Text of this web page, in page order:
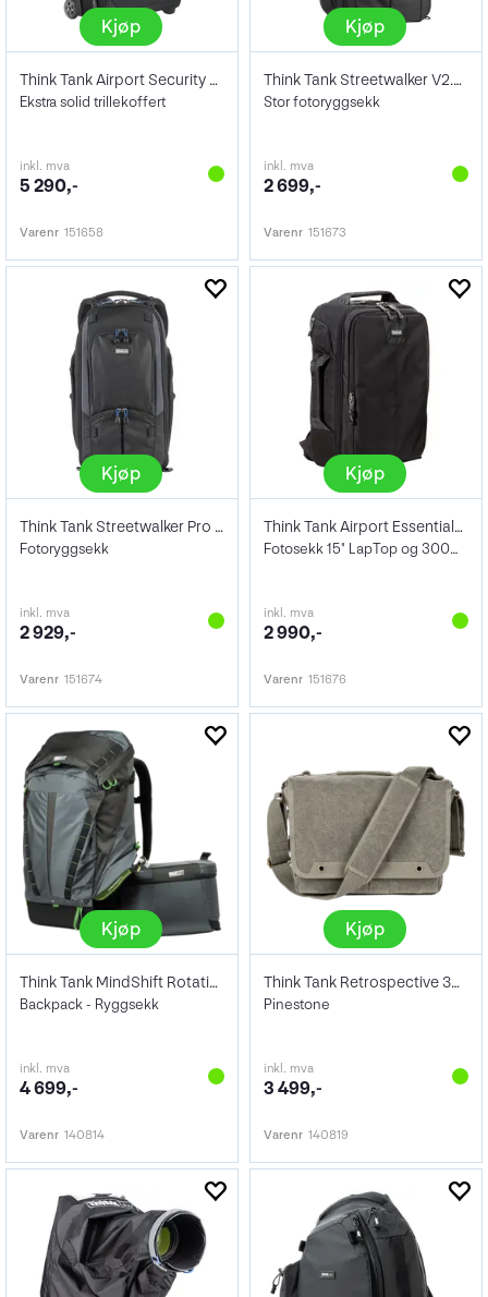
Kjøp
Think Tank Airport Security V3.0 Black
Ekstra solid trillekoffert
inkl. mva
5 290,-
Varenr 151658
Kjøp
Think Tank Streetwalker V2.0 Black
Stor fotoryggsekk
inkl. mva
2 699,-
Varenr 151673
Kjøp
Think Tank Streetwalker Pro V2.0 Black
Fotoryggsekk
inkl. mva
2 929,-
Varenr 151674
Kjøp
Think Tank Airport Essentials Black
Fotosekk 15" LapTop og 300mm f2,8
inkl. mva
2 990,-
Varenr 151676
Kjøp
Think Tank MindShift Rotation 34L
Backpack - Ryggsekk
inkl. mva
4 699,-
Varenr 140814
Kjøp
Think Tank Retrospective 30 V2.0
Pinestone
inkl. mva
3 499,-
Varenr 140819